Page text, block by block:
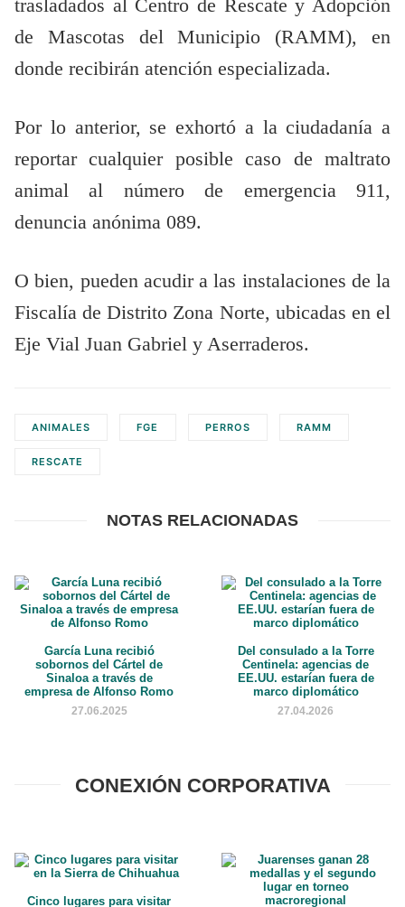
trasladados al Centro de Rescate y Adopción
de Mascotas del Municipio (RAMM), en
donde recibirán atención especializada.
Por lo anterior, se exhortó a la ciudadanía a
reportar cualquier posible caso de maltrato
animal al número de emergencia 911,
denuncia anónima 089.
O bien, pueden acudir a las instalaciones de la
Fiscalía de Distrito Zona Norte, ubicadas en el
Eje Vial Juan Gabriel y Aserraderos.
ANIMALES FGE PERROS RAMM
RESCATE
NOTAS RELACIONADAS
García Luna recibió
sobornos del Cártel de
Sinaloa a través de
empresa de Alfonso Romo
27.06.2025
Del consulado a la Torre
Centinela: agencias de
EE.UU. estarían fuera de
marco diplomático
27.04.2026
CONEXIÓN CORPORATIVA
Cinco lugares para visitar